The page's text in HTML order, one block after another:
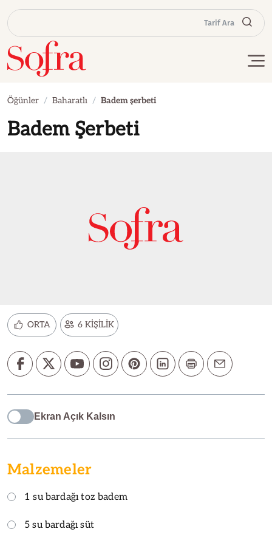
Tarif Ara
Öğünler Baharatlı Badem şerbeti
Badem Şerbeti
ORTA 6 KİŞİLİK
Ekran Açık Kalsın
Malzemeler
1 su bardağı toz badem
5 su bardağı süt